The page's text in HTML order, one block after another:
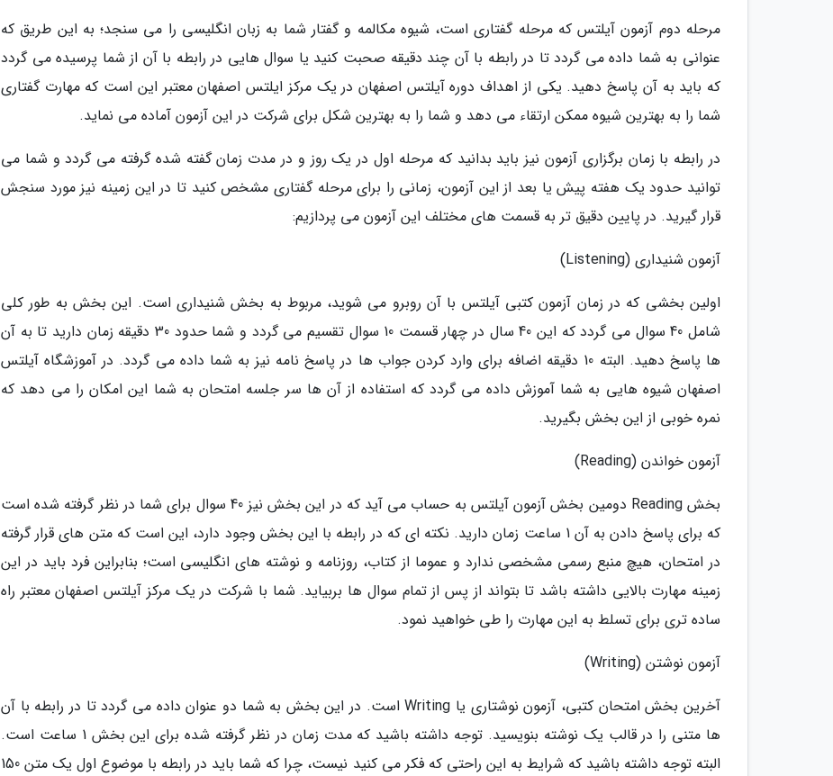
مرحله دوم آزمون آیلتس که مرحله گفتاری است، شیوه مکالمه و گفتار شما به زبان انگلیسی را می سنجد؛ به این طریق که
عنوانی به شما داده می گردد تا در رابطه با آن چند دقیقه صحبت کنید یا سوال هایی در رابطه با آن از شما پرسیده می گردد
که باید به آن پاسخ دهید. یکی از اهداف دوره آیلتس اصفهان در یک مرکز ایلتس اصفهان معتبر این است که مهارت گفتاری
شما را به بهترین شیوه ممکن ارتقاء می دهد و شما را به بهترین شکل برای شرکت در این آزمون آماده می نماید.
در رابطه با زمان برگزاری آزمون نیز باید بدانید که مرحله اول در یک روز و در مدت زمان گفته شده گرفته می گردد و شما می
توانید حدود یک هفته پیش یا بعد از این آزمون، زمانی را برای مرحله گفتاری مشخص کنید تا در این زمینه نیز مورد سنجش
قرار گیرید. در پایین دقیق تر به قسمت های مختلف این آزمون می پردازیم:
آزمون شنیداری (Listening)
اولین بخشی که در زمان آزمون کتبی آیلتس با آن روبرو می شوید، مربوط به بخش شنیداری است. این بخش به طور کلی
شامل 40 سوال می گردد که این 40 سال در چهار قسمت 10 سوال تقسیم می گردد و شما حدود 30 دقیقه زمان دارید تا به آن
ها پاسخ دهید. البته 10 دقیقه اضافه برای وارد کردن جواب ها در پاسخ نامه نیز به شما داده می گردد. در آموزشگاه آیلتس
اصفهان شیوه هایی به شما آموزش داده می گردد که استفاده از آن ها سر جلسه امتحان به شما این امکان را می دهد که
نمره خوبی از این بخش بگیرید.
آزمون خواندن (Reading)
بخش Reading دومین بخش آزمون آیلتس به حساب می آید که در این بخش نیز 40 سوال برای شما در نظر گرفته شده است
که برای پاسخ دادن به آن 1 ساعت زمان دارید. نکته ای که در رابطه با این بخش وجود دارد، این است که متن های قرار گرفته
در امتحان، هیچ منبع رسمی مشخصی ندارد و عموما از کتاب، روزنامه و نوشته های انگلیسی است؛ بنابراین فرد باید در این
زمینه مهارت بالایی داشته باشد تا بتواند از پس از تمام سوال ها بربیاید. شما با شرکت در یک مرکز آیلتس اصفهان معتبر راه
ساده تری برای تسلط به این مهارت را طی خواهید نمود.
آزمون نوشتن (Writing)
آخرین بخش امتحان کتبی، آزمون نوشتاری یا Writing است. در این بخش به شما دو عنوان داده می گردد تا در رابطه با آن
ها متنی را در قالب یک نوشته بنویسید. توجه داشته باشید که مدت زمان در نظر گرفته شده برای این بخش 1 ساعت است.
البته توجه داشته باشید که شرایط به این راحتی که فکر می کنید نیست، چرا که شما باید در رابطه با موضوع اول یک متن 150